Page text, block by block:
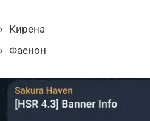
Кирена
Фаенон